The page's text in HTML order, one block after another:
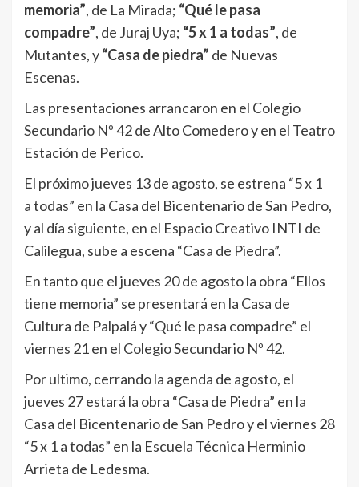
memoria”, de La Mirada; “Qué le pasa
compadre”, de Juraj Uya; “5 x 1 a todas”, de
Mutantes, y“Casa de piedra” de Nuevas
Escenas.
Las presentaciones arrancaron en el Colegio
Secundario Nº 42 de Alto Comedero y en el Teatro
Estación de Perico.
El próximo jueves 13 de agosto, se estrena “5 x 1
a todas” en la Casa del Bicentenario de San Pedro,
y al día siguiente, en el Espacio Creativo INTI de
Calilegua, sube a escena “Casa de Piedra”.
En tanto que el jueves 20 de agosto la obra “Ellos
tiene memoria” se presentará en la Casa de
Cultura de Palpalá y “Qué le pasa compadre” el
viernes 21 en el Colegio Secundario Nº 42.
Por ultimo, cerrando la agenda de agosto, el
jueves 27 estará la obra “Casa de Piedra” en la
Casa del Bicentenario de San Pedro y el viernes 28
“5 x 1 a todas” en la Escuela Técnica Herminio
Arrieta de Ledesma.